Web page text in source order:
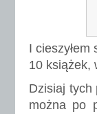
I cieszyłem
10 książek,
Dzisiaj tych
można po